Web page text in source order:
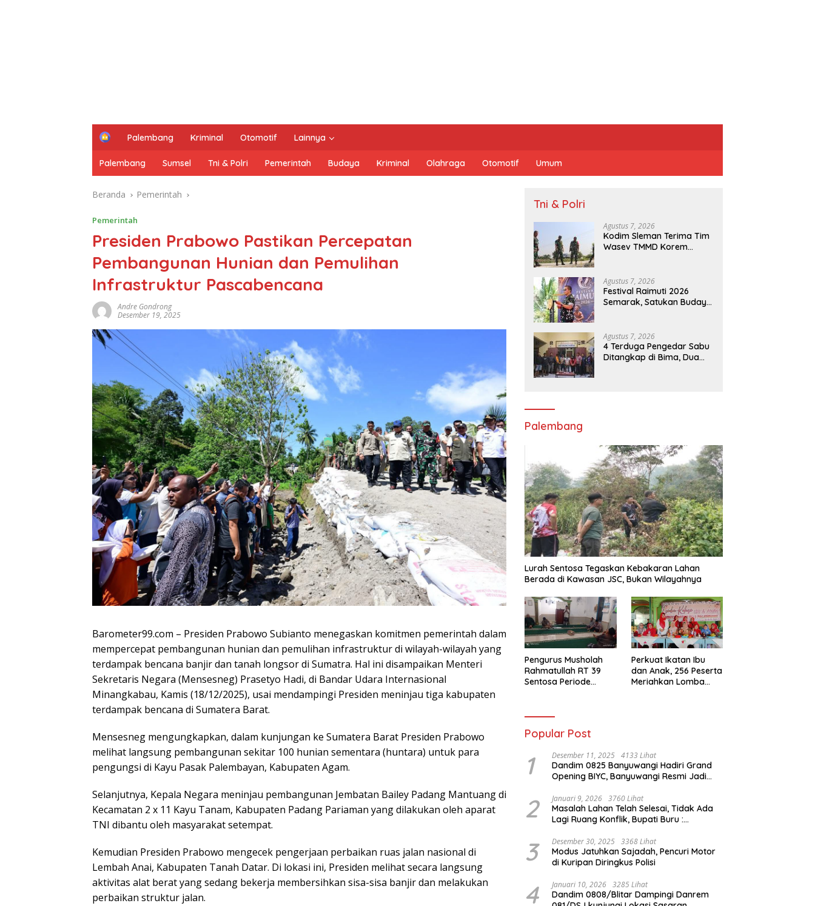
H
m
e
Palembang Kriminal Otomotif Lainnya
Palembang Sumsel Tni & Polri Pemerintah Budaya Kriminal Olahraga Otomotif Umum
Beranda Pemerintah
Pemerintah
Presiden Prabowo Pastikan Percepatan
Pembangunan Hunian dan Pemulihan
Infrastruktur Pascabencana
Andre Gondrong
Desember 19, 2025
Barometer99.com – Presiden Prabowo Subianto menegaskan komitmen pemerintah dalam
mempercepat pembangunan hunian dan pemulihan infrastruktur di wilayah-wilayah yang
terdampak bencana banjir dan tanah longsor di Sumatra. Hal ini disampaikan Menteri
Sekretaris Negara (Mensesneg) Prasetyo Hadi, di Bandar Udara Internasional
Minangkabau, Kamis (18/12/2025), usai mendampingi Presiden meninjau tiga kabupaten
terdampak bencana di Sumatera Barat.
Mensesneg mengungkapkan, dalam kunjungan ke Sumatera Barat Presiden Prabowo
melihat langsung pembangunan sekitar 100 hunian sementara (huntara) untuk para
pengungsi di Kayu Pasak Palembayan, Kabupaten Agam.
Selanjutnya, Kepala Negara meninjau pembangunan Jembatan Bailey Padang Mantuang di
Kecamatan 2 x 11 Kayu Tanam, Kabupaten Padang Pariaman yang dilakukan oleh aparat
TNI dibantu oleh masyarakat setempat.
Kemudian Presiden Prabowo mengecek pengerjaan perbaikan ruas jalan nasional di
Lembah Anai, Kabupaten Tanah Datar. Di lokasi ini, Presiden melihat secara langsung
aktivitas alat berat yang sedang bekerja membersihkan sisa-sisa banjir dan melakukan
perbaikan struktur jalan.
Tni & Polri
Agustus 7, 2026
Kodim Sleman Terima Tim
Wasev TMMD Korem
Agustus 7, 2026
Festival Raimuti 2026
Semarak, Satukan Budaya
Agustus 7, 2026
4 Terduga Pengedar Sabu
Ditangkap di Bima, Dua
Palembang
Lurah Sentosa Tegaskan Kebakaran Lahan
Berada di Kawasan JSC, Bukan Wilayahnya
Pengurus Musholah
Rahmatullah RT 39
Sentosa Periode
Perkuat Ikatan Ibu
dan Anak, 256 Peserta
Meriahkan Lomba
Popular Post
1 Desember 11, 2025 4133 Lihat
Dandim 0825 Banyuwangi Hadiri Grand
Opening BIYC, Banyuwangi Resmi Jadi
2 Januari 9, 2026 3760 Lihat
Masalah Lahan Telah Selesai, Tidak Ada
Lagi Ruang Konflik, Bupati Buru :
Januari 2026
3 Desember 30, 2025 3368 Lihat
Modus Jatuhkan Sajadah, Pencuri Motor
di Kuripan Diringkus Polisi
4 Januari 10, 2026 3285 Lihat
Dandim 0808/Blitar Dampingi Danrem